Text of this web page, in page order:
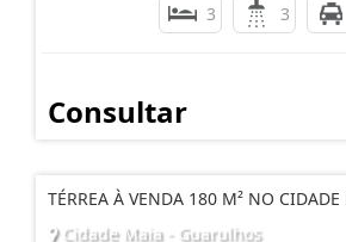
3 3
Consultar
TÉRREA À VENDA 180 M² NO
Cidade Maia - Guarulhos